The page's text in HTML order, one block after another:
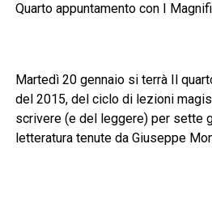
Quarto appuntamento con I
Martedì 20 gennaio si terrà Il
del 2015, del ciclo di lezioni
scrivere (e del leggere) per sette
letteratura tenute da Giuseppe